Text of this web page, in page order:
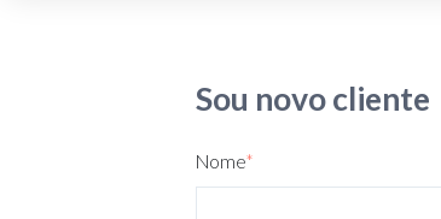
Sou novo cliente
Nome*